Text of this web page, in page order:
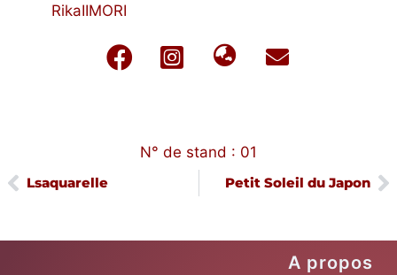
RikaIIMORI
N° de stand : 01
Lsaquarelle Petit Soleil du Japon
A propos